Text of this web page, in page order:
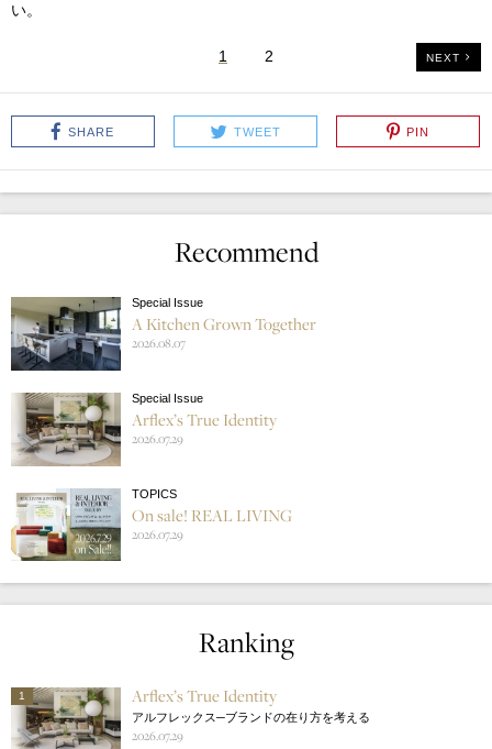
い。
NEXT
1 2
SHARE TWEET PIN
Recommend
Special Issue
A Kitchen Grown Together
2026.08.07
Special Issue
Arflex’s True Identity
2026.07.29
TOPICS
On sale! REAL LIVING
2026.07.29
Ranking
1 Arflex’s True Identity
アルフレックス─ブランドの在り方を考える
2026.07.29